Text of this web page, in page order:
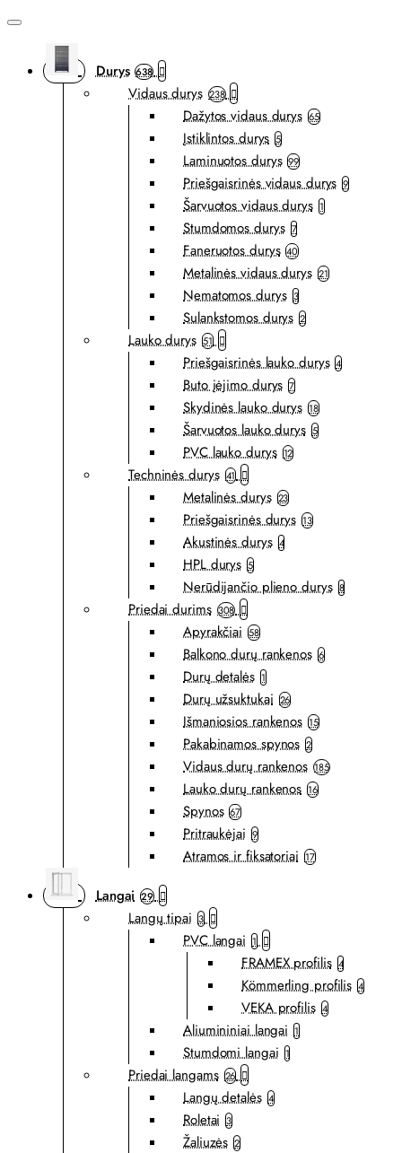
Durys 638
Vidaus durys 238
Dažytos vidaus durys 65
Įstiklintos durys 5
Laminuotos durys 99
Priešgaisrinės vidaus durys 9
Šarvuotos vidaus durys 1
Stumdomos durys 7
Faneruotos durys 40
Metalinės vidaus durys 21
Nematomos durys 3
Sulankstomos durys 2
Lauko durys 51
Priešgaisrinės lauko durys 4
Buto įėjimo durys 7
Skydinės lauko durys 18
Šarvuotos lauko durys 5
PVC lauko durys 12
Techninės durys 41
Metalinės durys 23
Priešgaisrinės durys 13
Akustinės durys 4
HPL durys 5
Nerūdijančio plieno durys 8
Priedai durims 308
Apyrakčiai 58
Balkono durų rankenos 6
Durų detalės 1
Durų užsuktukai 26
Išmaniosios rankenos 15
Pakabinamos spynos 2
Vidaus durų rankenos 185
Lauko durų rankenos 16
Spynos 67
Pritraukėjai 9
Atramos ir fiksatoriai 17
Langai 29
Langų tipai 3
PVC langai 1
FRAMEX profilis 4
Kömmerling profilis 4
VEKA profilis 4
Aliumininiai langai 1
Stumdomi langai 1
Priedai langams 26
Langų detalės 4
Roletai 3
Žaliuzės 2